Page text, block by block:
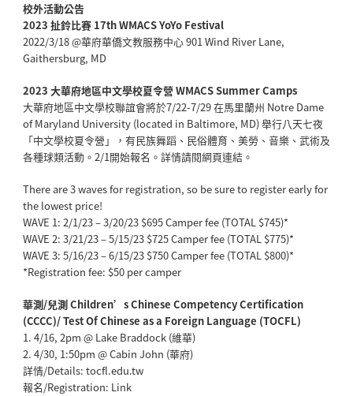
校外活動公告
2023 扯鈴比賽 17th WMACS YoYo Festival
2022/3/18 @華府華僑文教服務中心 901 Wind River Lane,
Gaithersburg, MD
2023 大華府地區中文學校夏令營 WMACS Summer Camps
大華府地區中文學校聯誼會將於7/22-7/29 在馬里蘭州 Notre Dame
of Maryland University (located in Baltimore, MD) 舉行八天七夜
「中文學校夏令營」，有民族舞蹈、民俗體育、美勞、音樂、武術及
各種球類活動。2/1開始報名。詳情請閱網頁連結。
There are 3 waves for registration, so be sure to register early for
the lowest price!
WAVE 1: 2/1/23 – 3/20/23 $695 Camper fee (TOTAL $745)*
WAVE 2: 3/21/23 – 5/15/23 $725 Camper fee (TOTAL $775)*
WAVE 3: 5/16/23 – 6/15/23 $750 Camper fee (TOTAL $800)*
*Registration fee: $50 per camper
華測/兒測 Children’s Chinese Competency Certification
(CCCC)/ Test Of Chinese as a Foreign Language (TOCFL)
1. 4/16, 2pm @ Lake Braddock (維華)
2. 4/30, 1:50pm @ Cabin John (華府)
詳情/Details: tocfl.edu.tw
報名/Registration: Link